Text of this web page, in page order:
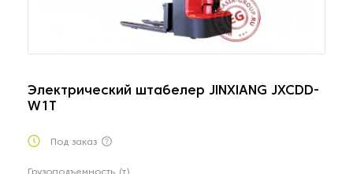
Электрический штабелер JINXIANG JXCDD-
W1T
Под заказ